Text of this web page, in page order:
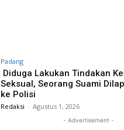
Padang
Diduga Lakukan Tindakan
Seksual, Seorang Suami
ke Polisi
Redaksi - Agustus 1, 2026
- Advertisement -